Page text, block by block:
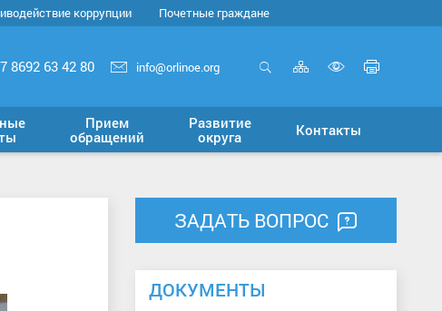
коррупции Почетные граждане
8692 63 42 80 info@orlinoe.org Карта
сайта
версию
для
Прием
обращений
Развитие
округа
Контакты
ЗАДАТЬ ВОПРОС
ДОКУМЕНТЫ